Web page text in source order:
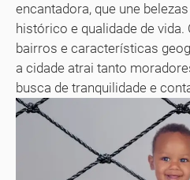
encantadora, que une
histórico e qualidade de
bairros e características
a cidade atrai tanto
busca de tranquilidade e